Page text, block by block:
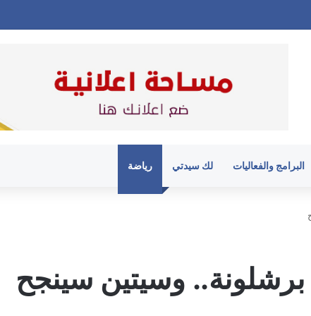
البرامج والفعاليات لك سيدتي رياضة
وسيتين سينجح